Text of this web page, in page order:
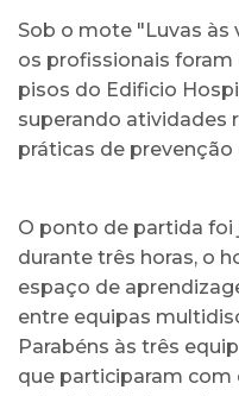
Sob o mote "Luvas às
os profissionais foram
pisos do Edificio
superando atividades
práticas de
O ponto de partida
durante três horas, o
espaço de
entre equipas
Parabéns às três
que participaram